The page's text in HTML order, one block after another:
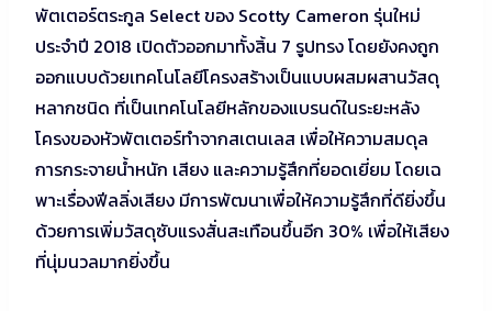
พัตเตอร์ตระกูล Select ของ Scotty Cameron รุ่นใหม่
ประจำปี 2018 เปิดตัวออกมาทั้งสิ้น 7 รูปทรง โดยยังคงถูก
ออกแบบด้วยเทคโนโลยีโครงสร้างเป็นแบบผสมผสานวัสดุ
หลากชนิด ที่เป็นเทคโนโลยีหลักของแบรนด์ในระยะหลัง
โครงของหัวพัตเตอร์ทำจากสเตนเลส เพื่อให้ความสมดุล
การกระจายน้ำหนัก เสียง และความรู้สึกที่ยอดเยี่ยม โดยเฉ
พาะเรื่องฟีลลิ่งเสียง มีการพัฒนาเพื่อให้ความรู้สึกที่ดียิ่งขึ้น
ด้วยการเพิ่มวัสดุซับแรงสั่นสะเทือนขึ้นอีก 30% เพื่อให้เสียง
ที่นุ่มนวลมากยิ่งขึ้น